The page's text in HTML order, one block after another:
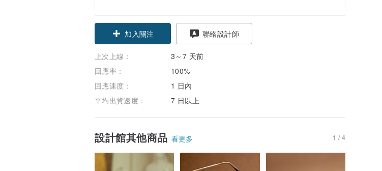
加入關注 聯絡設計師
上次上線：
3～7 天前
回應率：
100%
回應速度：
1 日內
平均出貨速度：
7 日以上
設計館其他商品 看更多 1 / 4